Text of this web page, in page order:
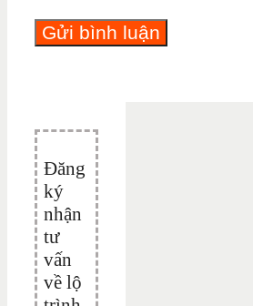
Đăng
ký
nhận
tư
vấn
về lộ